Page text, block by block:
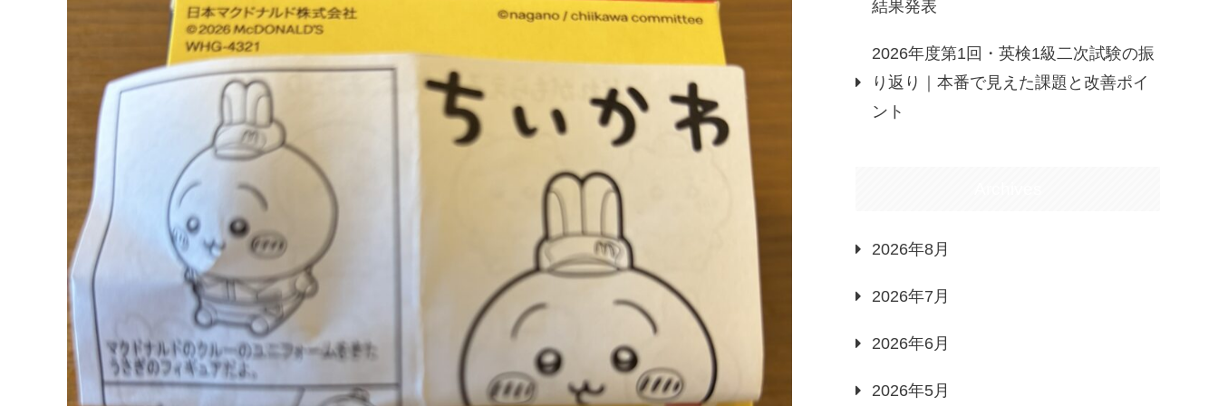
結果発表
2026年度第1回・英検1級二次試験の振
り返り｜本番で見えた課題と改善ポイ
ント
2026年8月
2026年7月
2026年6月
2026年5月